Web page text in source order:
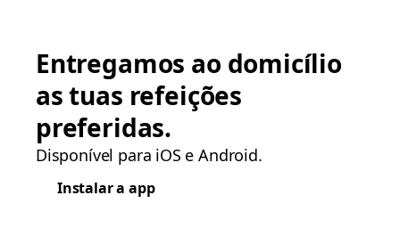
Entregamos ao domicílio
as tuas refeições
preferidas.
Disponível para iOS e Android.
Instalar a app